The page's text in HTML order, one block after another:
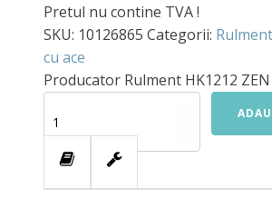
Pretul nu contine TVA !
SKU: 10126865 Categorii:
cu ace
Producator Rulment HK1212 ZEN
Rulment
ZEN